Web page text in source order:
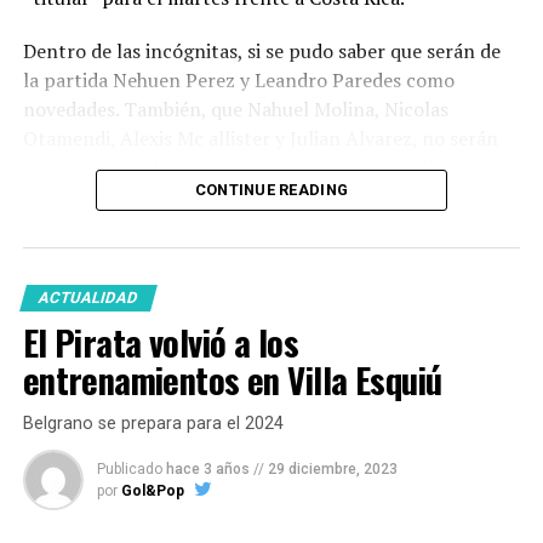
Dentro de las incógnitas, si se pudo saber que serán de
la partida Nehuen Perez y Leandro Paredes como
novedades. También, que Nahuel Molina, Nicolas
de la partida, al menos desde el comienzo, el día de hoy.
cualquiera de nuestras plataformas.
Facebook
Twitter
WhatsApp
Messenger
Gmail
Share
CONTINUE READING
ACTUALIDAD
El Pirata volvió a los
entrenamientos en Villa Esquiú
Belgrano se prepara para el 2024
Publicado hace 3 años // 29 diciembre, 2023
por Gol&Pop